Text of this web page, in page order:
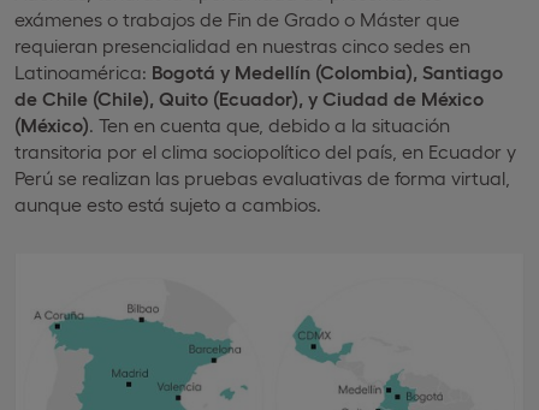
exámenes o trabajos de Fin de Grado o Máster que
requieran presencialidad en nuestras cinco sedes en
Latinoamérica: Bogotá y Medellín (Colombia), Santiago
de Chile (Chile), Quito (Ecuador), y Ciudad de México
(México). Ten en cuenta que, debido a la situación
transitoria por el clima sociopolítico del país, en Ecuador y
Perú se realizan las pruebas evaluativas de forma virtual,
aunque esto está sujeto a cambios.